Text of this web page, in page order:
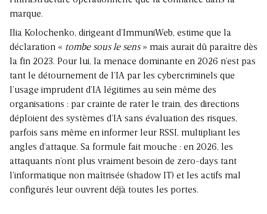
marque.
Ilia Kolochenko, dirigeant d’ImmuniWeb, estime que la
déclaration « tombe sous le sens» mais aurait dû paraître dès
la fin 2023. Pour lui, la menace dominante en 2026 n’est pas
tant le détournement de l’IA par les cybercriminels que
l’usage imprudent d’IA légitimes au sein même des
organisations : par crainte de rater le train, des directions
déploient des systèmes d’IA sans évaluation des risques,
parfois sans même en informer leur RSSI, multipliant les
angles d’attaque. Sa formule fait mouche : en 2026, les
attaquants n’ont plus vraiment besoin de zero-days tant
l’informatique non maîtrisée (shadow IT) et les actifs mal
configurés leur ouvrent déjà toutes les portes.